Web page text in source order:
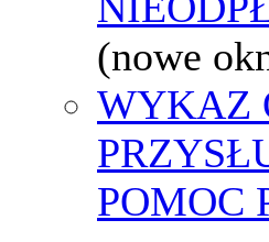
(nowe
WYKAZ
POMOC